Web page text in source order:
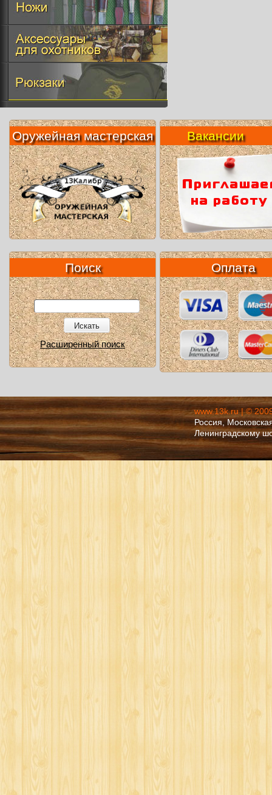
Оружейная мастерская Вакансии
Поиск
Искать
Расширенный поиск
Оплата
www.13k.ru | ©
Россия,
Ленинградскому